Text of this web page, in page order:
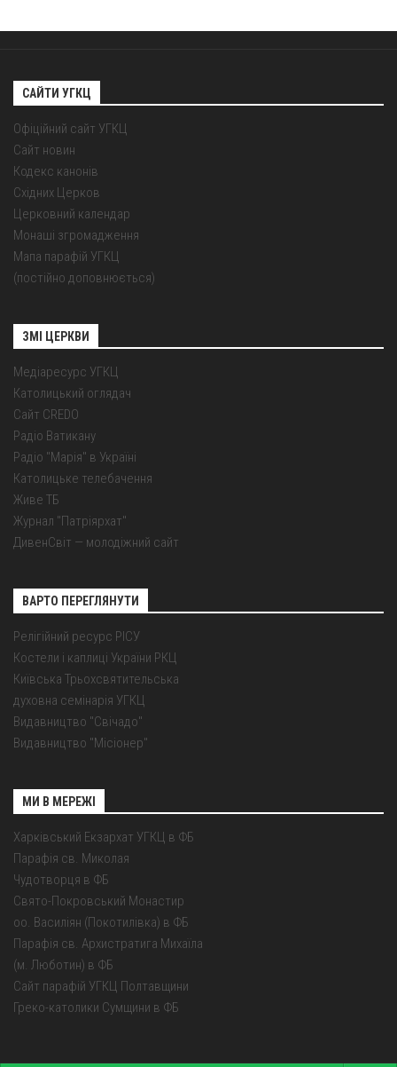
САЙТИ УГКЦ
Офіційний сайт УГКЦ
Сайт новин
Кодекс канонів
Східних Церков
Церковний календар
Монаші згромадження
Мапа парафій УГКЦ
(постійно доповнюється)
ЗМІ ЦЕРКВИ
Медіаресурс УГКЦ
Католицький оглядач
Сайт CREDO
Радіо Ватикану
Радіо "Марія" в Україні
Католицьке телебачення
Живе ТБ
Журнал "Патріярхат"
ДивенСвіт — молодіжний сайт
ВАРТО ПЕРЕГЛЯНУТИ
Релігійний ресурс РІСУ
Костели і каплиці України РКЦ
Київська Трьохсвятительська
духовна семінарія УГКЦ
Видавництво "Свічадо"
Видавництво "Місіонер"
МИ В МЕРЕЖІ
Харківський Екзархат УГКЦ в ФБ
Парафія св. Миколая
Чудотворця в ФБ
Свято-Покровський Монастир
оо. Василіян (Покотилівка) в ФБ
Парафія св. Архистратига Михаїла
(м. Люботин) в ФБ
Сайт парафій УГКЦ Полтавщини
Греко-католики Сумщини в ФБ